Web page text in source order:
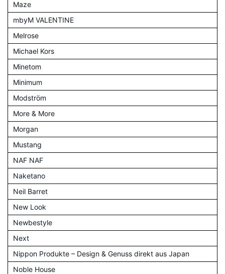
Maze
mbyM VALENTINE
Melrose
Michael Kors
Minetom
Minimum
Modström
More & More
Morgan
Mustang
NAF NAF
Naketano
Neil Barret
New Look
Newbestyle
Next
Nippon Produkte – Design & Genuss direkt aus Japan
Noble House